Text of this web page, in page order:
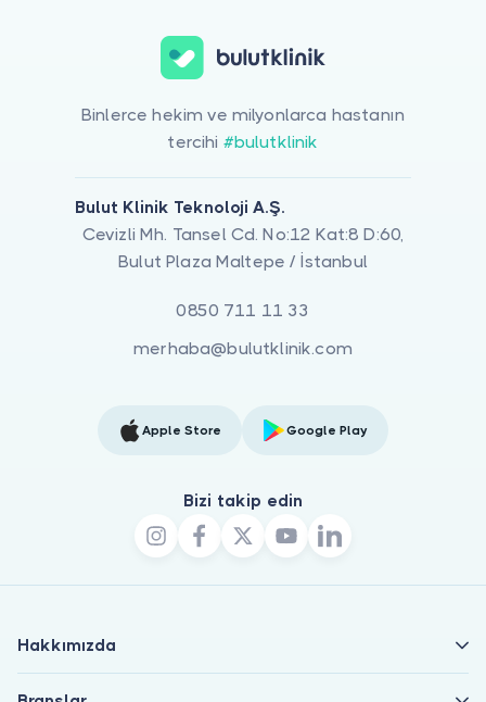
Binlerce hekim ve milyonlarca hastanın
tercihi #bulutklinik
Bulut Klinik Teknoloji A.Ş.
Cevizli Mh. Tansel Cd. No:12 Kat:8 D:60,
Bulut Plaza Maltepe / İstanbul
0850 711 11 33
merhaba@bulutklinik.com
Apple Store Google Play
Bizi takip edin
Hakkımızda